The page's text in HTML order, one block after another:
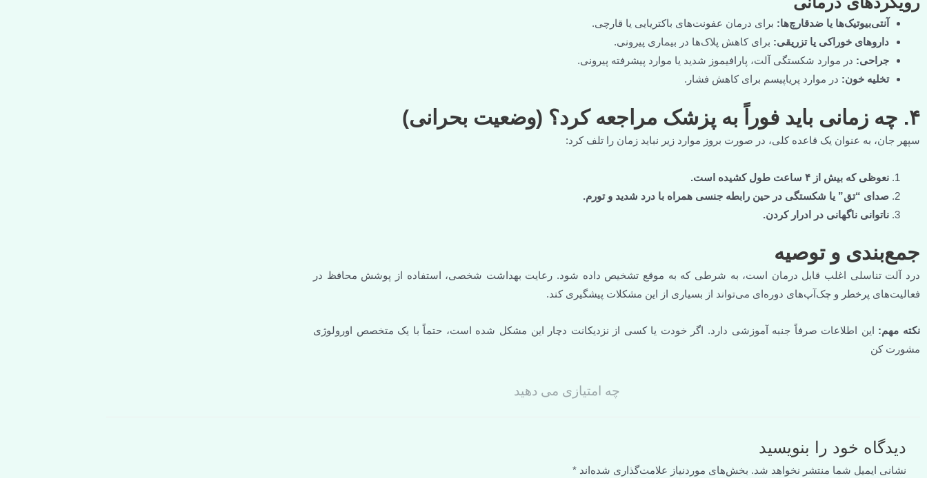
آنتی‌بیوتیک‌ها یا ضدقارچ‌ها: برای درمان عفونت‌های باکتریایی یا قارچی.
داروهای خوراکی یا تزریقی: برای کاهش پلاک‌ها در بیماری پیرونی.
جراحی: در موارد شکستگی آلت، پارافیموز شدید یا موارد پیشرفته پیرونی.
تخلیه خون: در موارد پریاپیسم برای کاهش فشار.
۴. چه زمانی باید فوراً به پزشک مراجعه کرد؟ (وضعیت بحرانی)
سپهر جان، به عنوان یک قاعده کلی، در صورت بروز موارد زیر نباید زمان را تلف کرد:
نعوظی که بیش از ۴ ساعت طول کشیده است.
صدای “تق” یا شکستگی در حین رابطه جنسی همراه با درد شدید و تورم.
ناتوانی ناگهانی در ادرار کردن.
جمع‌بندی و توصیه
درد آلت تناسلی اغلب قابل درمان است، به شرطی که به موقع تشخیص داده شود. رعایت بهداشت شخصی، استفاده از پوشش محافظ در
فعالیت‌های پرخطر و چک‌آپ‌های دوره‌ای می‌تواند از بسیاری از این مشکلات پیشگیری کند.
نکته مهم: این اطلاعات صرفاً جنبه آموزشی دارد. اگر خودت یا کسی از نزدیکانت دچار این مشکل شده است، حتماً با یک متخصص اورولوژی
مشورت کن
چه امتیازی می دهید
دیدگاه‌ خود را بنویسید
نشانی ایمیل شما منتشر نخواهد شد. بخش‌های موردنیاز علامت‌گذاری شده‌اند *